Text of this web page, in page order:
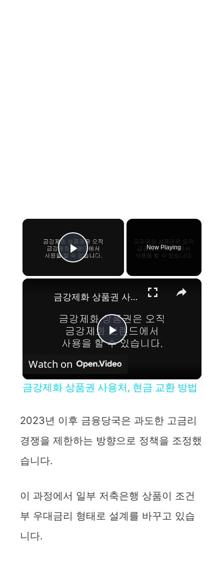
×
Play Video
Now Playing
×
P
y
i
d
금강제화 상품권 사용처, 현금 교환 방법
Watch on
금강제화 상품권 사용처, 현금 교환 방법
2023년 이후 금융당국은 과도한 고금리
경쟁을 제한하는 방향으로 정책을 조정했
습니다.
이 과정에서 일부 저축은행 상품이 조건
부 우대금리 형태로 설계를 바꾸고 있습
니다.